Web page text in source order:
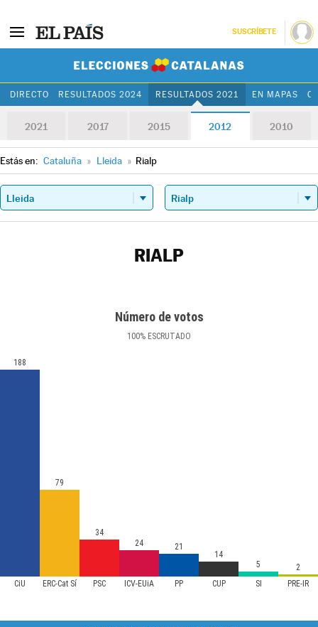
SUSCRÍBETE
DIRECTO RESULTADOS 2024 RESULTADOS 2021 EN MAPAS
2021 2017 2015 2012 2010
Estás en: Cataluña » Lleida » Rialp
RIALP
Número de votos
100% ESCRUTADO
CiU ERC-Cat Sí PSC ICV-EUiA PP CUP SI PRE-IR
188
79
34
24
21
14
5
2